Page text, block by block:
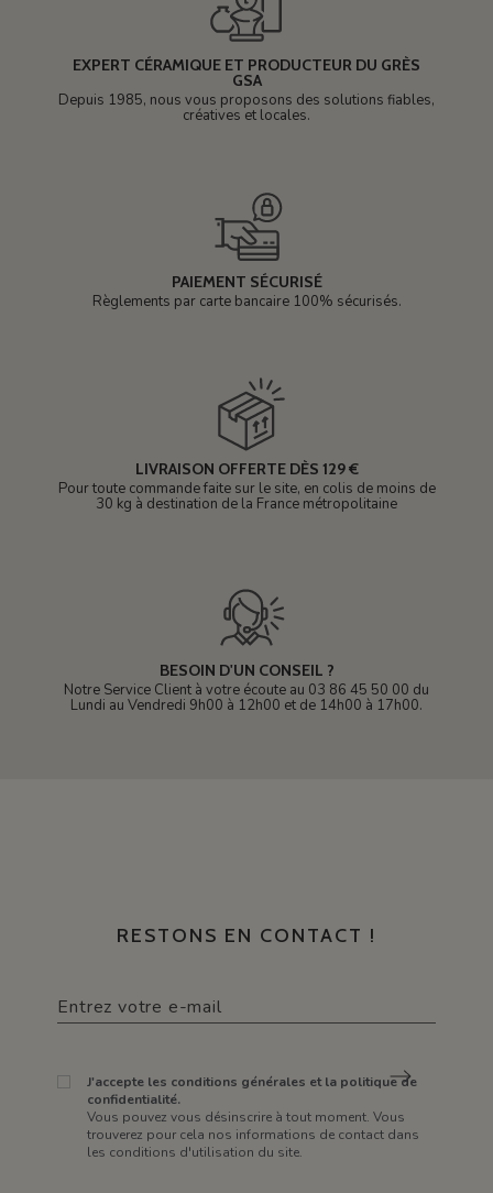
EXPERT CÉRAMIQUE ET PRODUCTEUR DU GRÈS
GSA
Depuis 1985, nous vous proposons des solutions fiables,
créatives et locales.
PAIEMENT SÉCURISÉ
Règlements par carte bancaire 100% sécurisés.
LIVRAISON OFFERTE DÈS 129 €
Pour toute commande faite sur le site, en colis de moins de
30 kg à destination de la France métropolitaine
BESOIN D'UN CONSEIL ?
Notre Service Client à votre écoute au 03 86 45 50 00 du
Lundi au Vendredi 9h00 à 12h00 et de 14h00 à 17h00.
RESTONS EN CONTACT !
J'accepte les conditions générales et la politique de
confidentialité.
Vous pouvez vous désinscrire à tout moment. Vous
trouverez pour cela nos informations de contact dans
les conditions d'utilisation du site.